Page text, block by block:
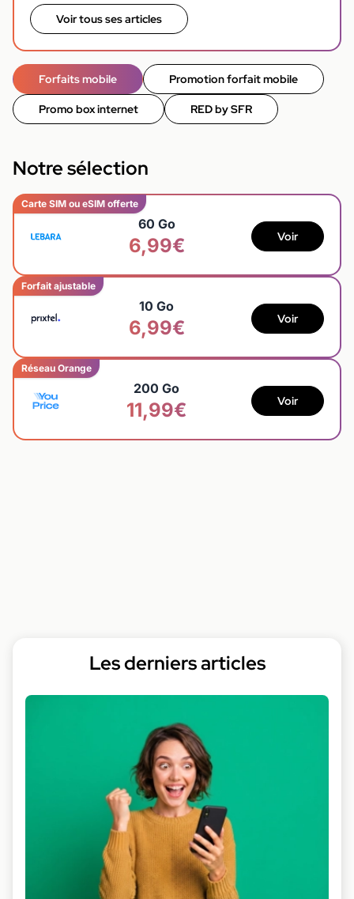
Voir tous ses articles
Forfaits mobile Promotion forfait mobile
Promo box internet RED by SFR
Notre sélection
Carte SIM ou eSIM offerte
60 Go
6,99€ Voir
Forfait ajustable
10 Go
6,99€ Voir
Réseau Orange
200 Go
11,99€ Voir
Les derniers articles